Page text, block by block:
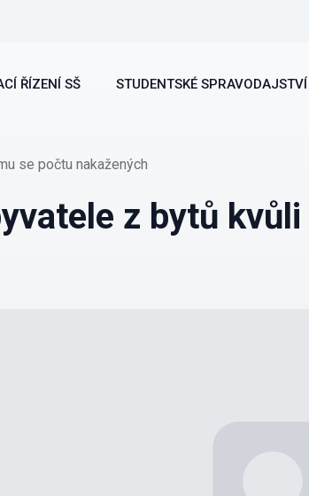
ŘÍZENÍ SŠ STUDENTSKÉ SPRAVODAJSTVÍ
se počtu nakažených
z bytů